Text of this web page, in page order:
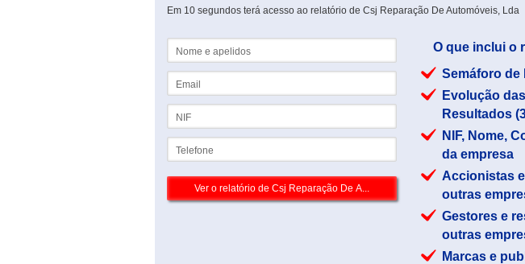
Em 10 segundos terá acesso ao relatório de Csj Reparação De Automóveis, Lda
O que inclui o
Semáforo de
Evolução
Resultados
NIF, Nome,
da empresa
Accionistas
outras
Gestores e
outras
Marcas e